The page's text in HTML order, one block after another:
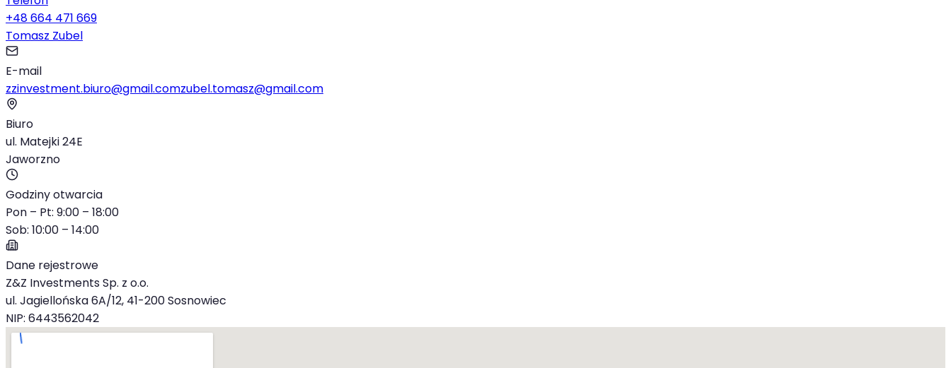
+48 664 471 669
Tomasz Zubel
E-mail
zzinvestment.biuro@gmail.comzubel.tomasz@gmail.com
Biuro
ul. Matejki 24E
Jaworzno
Godziny otwarcia
Pon – Pt: 9:00 – 18:00
Sob: 10:00 – 14:00
Dane rejestrowe
Z&Z Investments Sp. z o.o.
ul. Jagiellońska 6A/12, 41-200 Sosnowiec
NIP: 6443562042